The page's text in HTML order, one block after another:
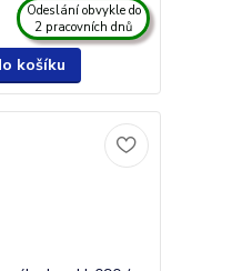
Odeslání obvykle do
2 pracovních dnů
košíku